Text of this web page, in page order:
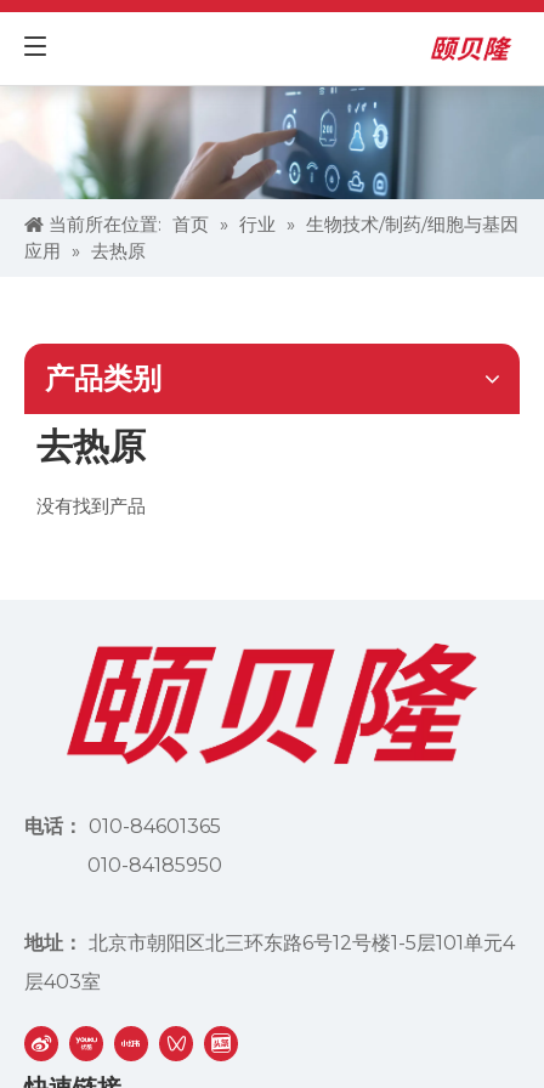
当前所在位置: 首页 » 行业 » 生物技术/制药/细胞与基因
应用​
» 去热原
产品类别
去热原
没有找到产品
电话： 010-84601365
010-84185950
地址： 北京市朝阳区北三环东路6号12号楼1-5层101单元4
层403室